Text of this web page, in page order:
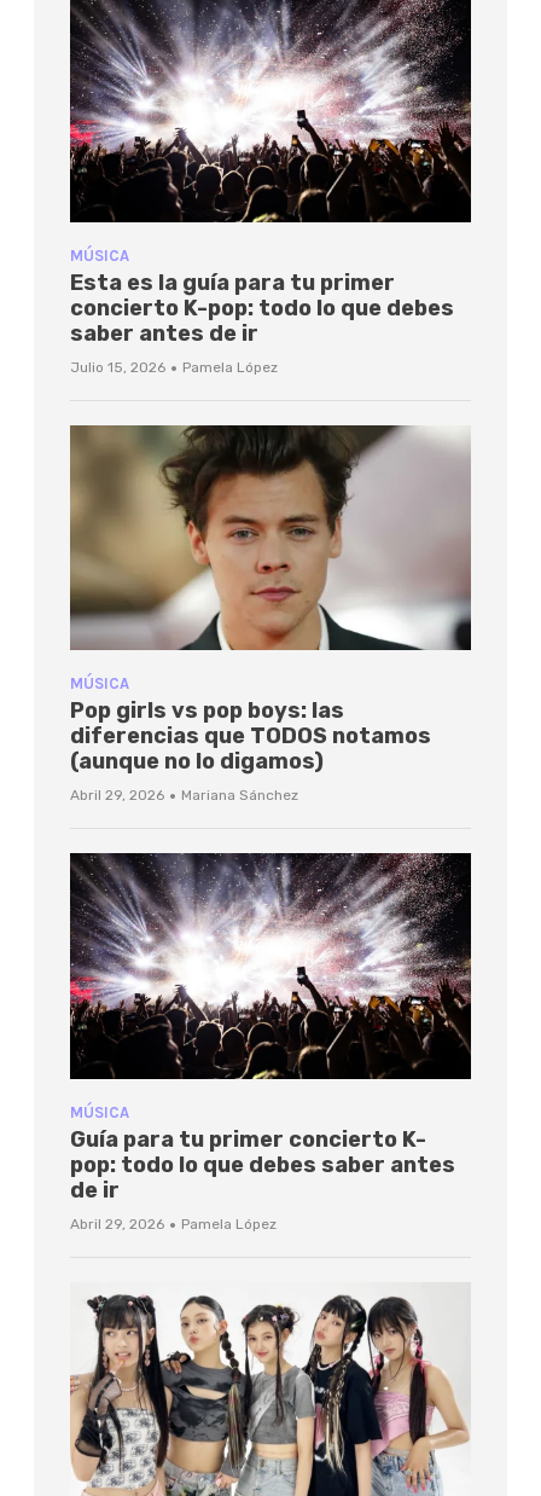
MÚSICA
Esta es la guía para tu primer
concierto K-pop: todo lo que debes
saber antes de ir
Julio 15, 2026 · Pamela López
MÚSICA
Pop girls vs pop boys: las
diferencias que TODOS notamos
(aunque no lo digamos)
Abril 29, 2026 · Mariana Sánchez
MÚSICA
Guía para tu primer concierto K-
pop: todo lo que debes saber antes
de ir
Abril 29, 2026 · Pamela López